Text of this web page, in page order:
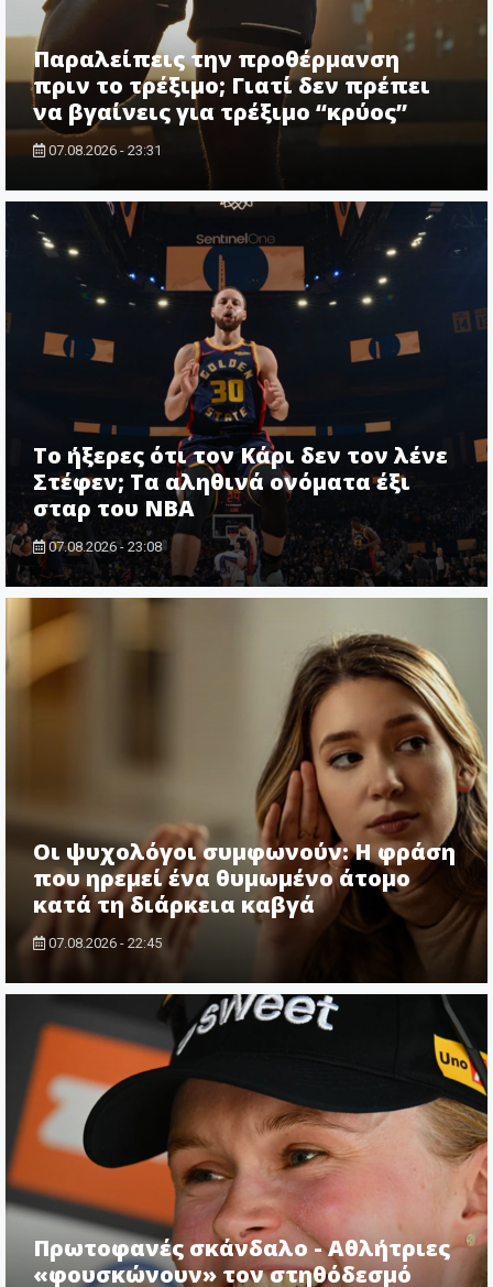
Παραλείπεις την προθέρμανση
πριν το τρέξιμο; Γιατί δεν πρέπει
να βγαίνεις για τρέξιμο “κρύος”
07.08.2026 - 23:31
Το ήξερες ότι τον Κάρι δεν τον λένε
Στέφεν; Τα αληθινά ονόματα έξι
σταρ του NBA
07.08.2026 - 23:08
Οι ψυχολόγοι συμφωνούν: Η φράση
που ηρεμεί ένα θυμωμένο άτομο
κατά τη διάρκεια καβγά
07.08.2026 - 22:45
Πρωτοφανές σκάνδαλο - Aθλήτριες
«φουσκώνουν» τον στηθόδεσμό